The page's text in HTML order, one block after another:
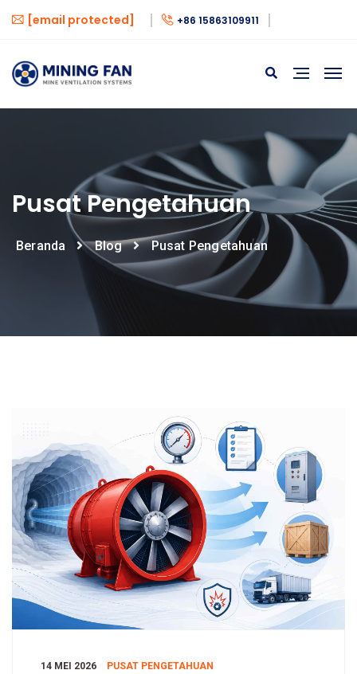
[email protected] +86 15863109911
Pusat Pengetahuan
Beranda Blog Pusat Pengetahuan
14 MEI 2026 PUSAT PENGETAHUAN